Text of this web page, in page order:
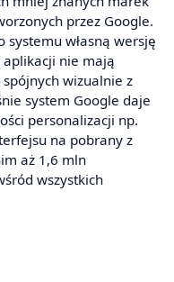
przez Google.
systemu własną wersję
nie mają
wizualnie z
system Google daje
personalizacji np.
na pobrany z
aż 1,6 mln
wszystkich